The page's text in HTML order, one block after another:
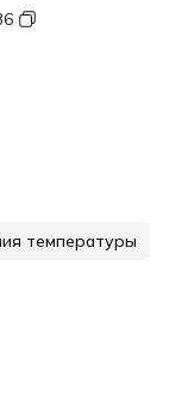
температуры